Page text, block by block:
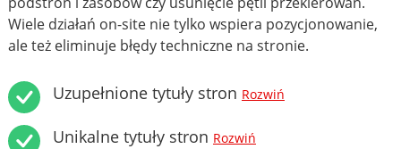
Wiele działań on-site nie tylko wspiera pozycjonowanie,
ale też eliminuje błędy techniczne na stronie.
Uzupełnione tytuły stron Rozwiń
Unikalne tytuły stron Rozwiń